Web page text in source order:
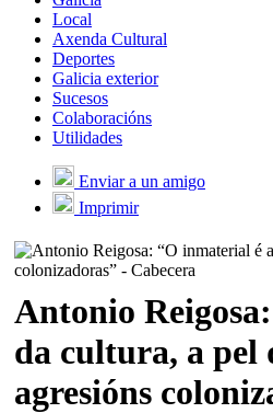
Local
Axenda Cultural
Deportes
Galicia exterior
Sucesos
Colaboracións
Utilidades
Enviar a un amigo
Imprimir
Antonio
da cultura, a pel
agresións